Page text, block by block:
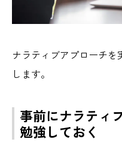
ナラティブアプローチ
します。
事前にナラティ
勉強しておく